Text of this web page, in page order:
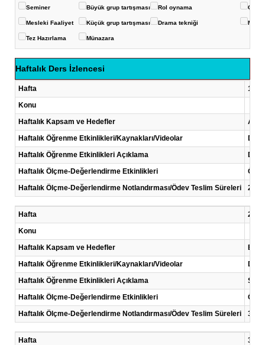
Seminer Büyük grup tartışması Rol oynama
Mesleki Faaliyet Küçük grup tartışması Drama tekniği
Tez Hazırlama Münazara
Haftalık Ders İzlencesi
Hafta
1
Konu
Haftalık Kapsam ve Hedefler
AC
Haftalık Öğrenme Etkinlikleri/Kaynakları/Videolar
Haftalık Öğrenme Etkinlikleri Açıklama
Haftalık Ölçme-Değerlendirme Etkinlikleri
Haftalık Ölçme-Değerlendirme Notlandırması/Ödev Teslim Süreleri
2.
Hafta
2
Konu
Haftalık Kapsam ve Hedefler
Haftalık Öğrenme Etkinlikleri/Kaynakları/Videolar
Haftalık Öğrenme Etkinlikleri Açıklama
Haftalık Ölçme-Değerlendirme Etkinlikleri
Haftalık Ölçme-Değerlendirme Notlandırması/Ödev Teslim Süreleri
3.
Hafta
3